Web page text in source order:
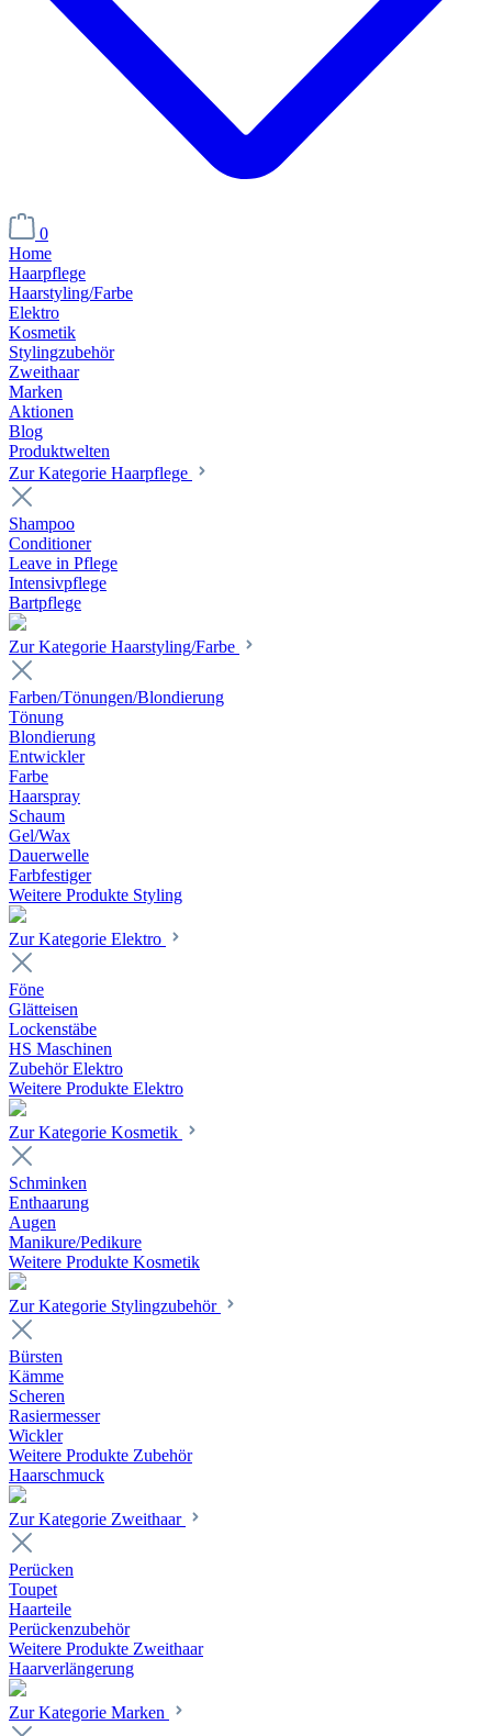
0
Home
Haarpflege
Haarstyling/Farbe
Elektro
Kosmetik
Stylingzubehör
Zweithaar
Marken
Aktionen
Blog
Produktwelten
Zur Kategorie Haarpflege
Shampoo
Conditioner
Leave in Pflege
Intensivpflege
Bartpflege
Zur Kategorie Haarstyling/Farbe
Farben/Tönungen/Blondierung
Tönung
Blondierung
Entwickler
Farbe
Haarspray
Schaum
Gel/Wax
Dauerwelle
Farbfestiger
Weitere Produkte Styling
Zur Kategorie Elektro
Föne
Glätteisen
Lockenstäbe
HS Maschinen
Zubehör Elektro
Weitere Produkte Elektro
Zur Kategorie Kosmetik
Schminken
Enthaarung
Augen
Manikure/Pedikure
Weitere Produkte Kosmetik
Zur Kategorie Stylingzubehör
Bürsten
Kämme
Scheren
Rasiermesser
Wickler
Weitere Produkte Zubehör
Haarschmuck
Zur Kategorie Zweithaar
Perücken
Toupet
Haarteile
Perückenzubehör
Weitere Produkte Zweithaar
Haarverlängerung
Zur Kategorie Marken